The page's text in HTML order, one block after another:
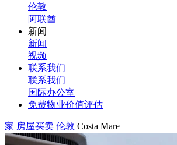
伦敦
阿联酋
新闻
新闻
视频
联系我们
联系我们
国际办公室
免费物业价值评估
家 房屋买卖 伦敦 Costa Mare